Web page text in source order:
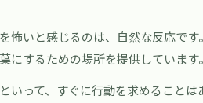
怖いと感じるのは、自然な反応です
にするための場所を提供しています。
いって、すぐに行動を求めること